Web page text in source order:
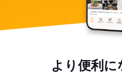
より便利